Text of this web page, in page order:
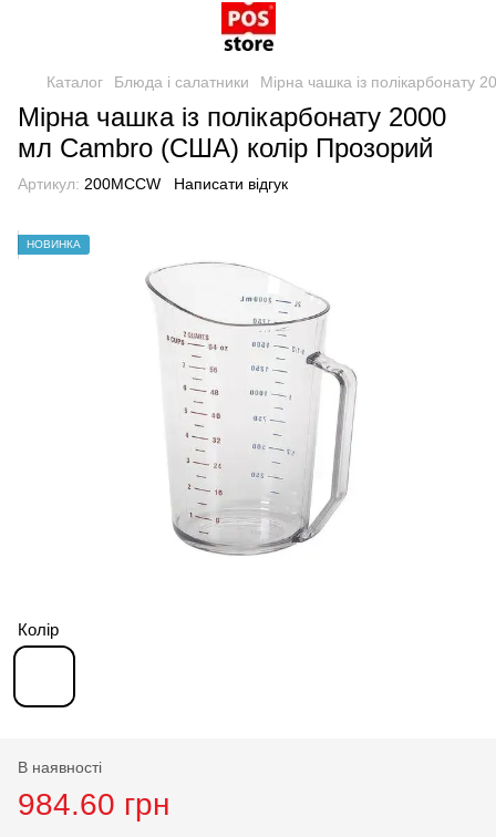
Каталог Блюда і салатники Мірна чашка із
Мірна чашка із полікарбонату 2000
мл Cambro (США) колір Прозорий
Артикул: 200MCCW Написати відгук
НОВИНКА
Колір
В наявності
984.60 грн